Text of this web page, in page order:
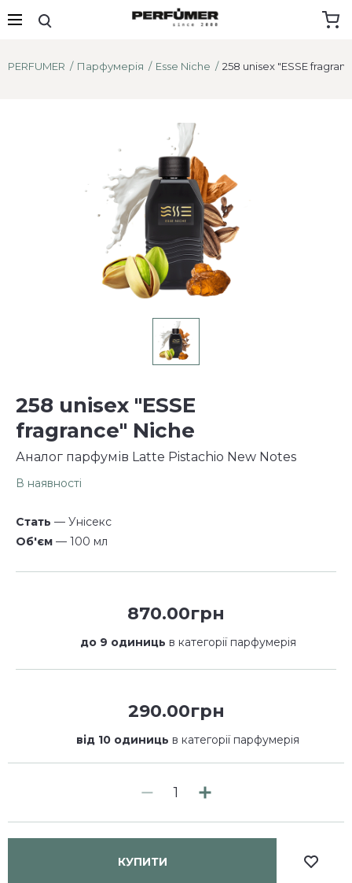
PERFUMER Парфумерія Esse Niche 258 unisex "ESSE
258 unisex "ESSE
fragrance" Niche
Аналог парфумів Latte Pistachio New Notes
В наявності
Стать
— Унісекс
Об'єм
— 100 мл
870.00грн
до 9 одиниць в категорії парфумерія
290.00грн
від 10 одиниць в категорії парфумерія
КУПИТИ